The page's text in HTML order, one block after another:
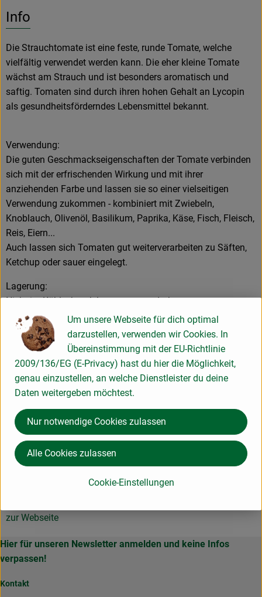
Info
Die Strauchtomate ist eine feste, runde Tomate, welche
vielfältig verwendet werden kann. Die eher kleine Tomate
wächst am Strauch und ist besonders aromatisch und
saftig. Tomaten sind durch ihren hohen Gehalt an Lycopin
als gesundheitsförderndes Lebensmittel bekannt.
Verwendung:
Die guten Geschmackseigenschaften der Tomate verbinden
sich mit der erfrischenden Wirkung und mit ihrer
anziehenden Farbe und lassen sie so einer vielseitigen
Verwendung zukommen - kombiniert mit Zwiebeln,
Knoblauch, Olivenöl, Basilikum, Paprika, Käse, Fisch, Fleisch,
Reis, Eiern...
Auch lassen sich Tomaten gut weiterverarbeiten zu Säften,
Ketchup oder sauer eingelegt.
Lagerung:
Nicht im Kühlschrank lagern - sonst drohen
Geschmacksverluste und Kälteschäden!
Reife Tomaten halten 3 bis 4 Tage.
Gutes Nachreifen ist an einem warmen Ort möglich.
Produktinformationen
Herkunft
zur Webseite
Hier für unseren Newsletter anmelden und keine Infos
verpassen!
Kontakt
Um unsere Webseite für dich optimal
darzustellen, verwenden wir Cookies. In
Übereinstimmung mit der EU-Richtlinie
2009/136/EG (E-Privacy) hast du hier die Möglichkeit,
genau einzustellen, an welche Dienstleister du deine
Daten weitergeben möchtest.
Cookie-Einstellungen
Nur notwendige Cookies zulassen
Alle Cookies zulassen